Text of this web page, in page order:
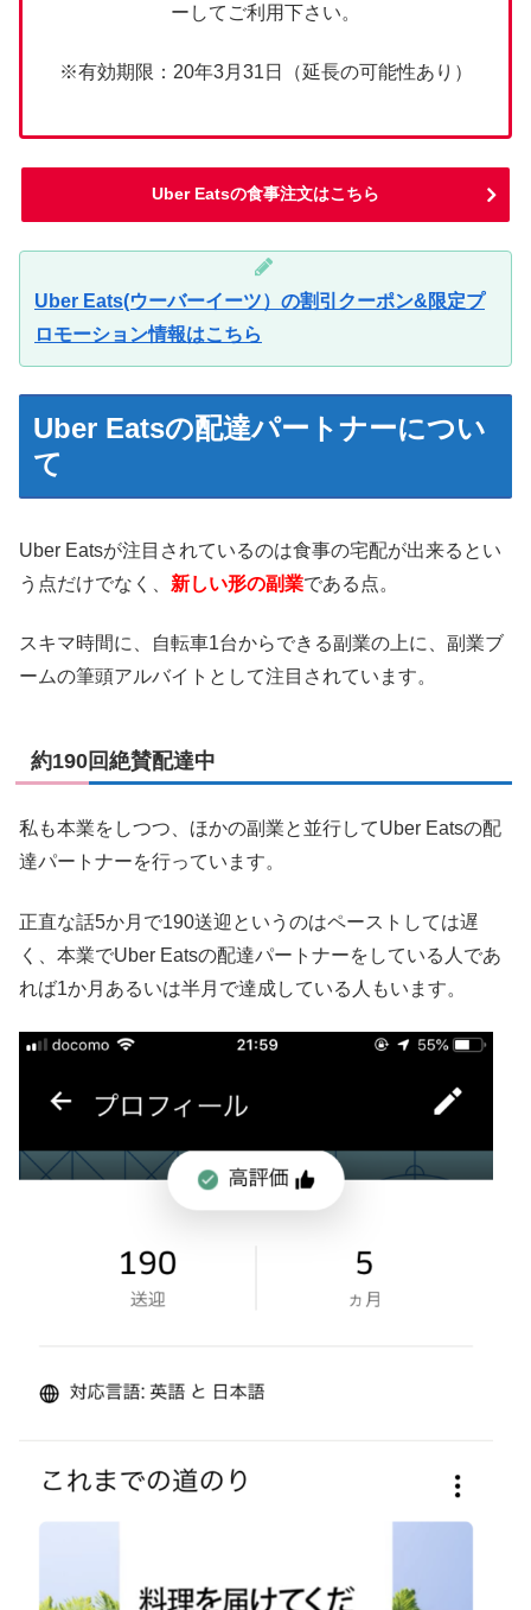
ーしてご利用下さい。
※有効期限：20年3月31日（延長の可能性あり）
Uber Eatsの食事注文はこちら
Uber Eats(ウーバーイーツ）の割引クーポン&限定プ
ロモーション情報はこちら
Uber Eatsの配達パートナーについ
て
Uber Eatsが注目されているのは食事の宅配が出来るとい
う点だけでなく、 新しい形の副業である点。
スキマ時間に、自転車1台からできる副業の上に、副業ブ
ームの筆頭アルバイトとして注目されています。
約190回絶賛配達中
私も本業をしつつ、ほかの副業と並行してUber Eatsの配
達パートナーを行っています。
正直な話5か月で190送迎というのはペーストしては遅
く、本業でUber Eatsの配達パートナーをしている人であ
れば1か月あるいは半月で達成している人もいます。